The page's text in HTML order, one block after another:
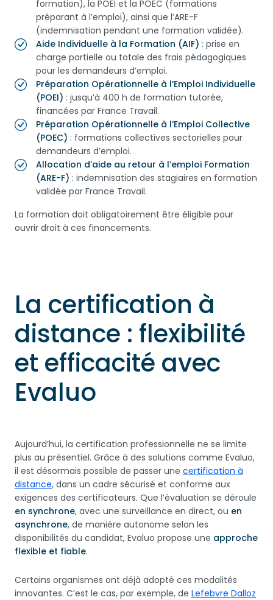
formation), la POEI et la POEC (formations
préparant à l’emploi), ainsi que l’ARE-F
(indemnisation pendant une formation validée).
Aide Individuelle à la Formation (AIF) : prise en
charge partielle ou totale des frais pédagogiques
pour les demandeurs d’emploi.
Préparation Opérationnelle à l’Emploi Individuelle
(POEI) : jusqu’à 400 h de formation tutorée,
financées par France Travail.
Préparation Opérationnelle à l’Emploi Collective
(POEC) : formations collectives sectorielles pour
demandeurs d’emploi.
Allocation d’aide au retour à l’emploi Formation
(ARE-F) : indemnisation des stagiaires en formation
validée par France Travail.
La formation doit obligatoirement être éligible pour
ouvrir droit à ces financements.
La certification à
distance : flexibilité
et efficacité avec
Evaluo
Aujourd’hui, la certification professionnelle ne se limite
plus au présentiel. Grâce à des solutions comme Evaluo,
il est désormais possible de passer une certification à
distance, dans un cadre sécurisé et conforme aux
exigences des certificateurs. Que l’évaluation se déroule
en synchrone, avec une surveillance en direct, ou en
asynchrone, de manière autonome selon les
disponibilités du candidat, Evaluo propose une approche
flexible et fiable.
Certains organismes ont déjà adopté ces modalités
innovantes. C’est le cas, par exemple, de Lefebvre Dalloz